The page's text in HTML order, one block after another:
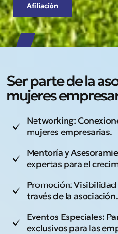
Afiliación
Ser parte de la
mujeres
Networking:
mujeres empresarias.
Mentoría y
expertas para el
Promoción: Visibilidad
través de la asociación.
Eventos Especiales:
exclusivos para las